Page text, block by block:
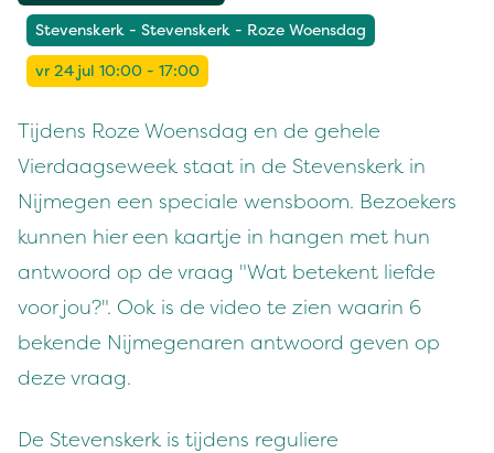
Stevenskerk - Stevenskerk - Roze Woensdag
vr 24 jul 10:00 - 17:00
Tijdens Roze Woensdag en de gehele
Vierdaagseweek staat in de Stevenskerk in
Nijmegen een speciale wensboom. Bezoekers
kunnen hier een kaartje in hangen met hun
antwoord op de vraag "Wat betekent liefde
voor jou?". Ook is de video te zien waarin 6
bekende Nijmegenaren antwoord geven op
deze vraag.
De Stevenskerk is tijdens reguliere